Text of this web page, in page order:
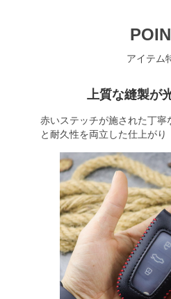
アイテム
上質な縫製が
赤いステッチが施された丁寧
と耐久性を両立した仕上がり